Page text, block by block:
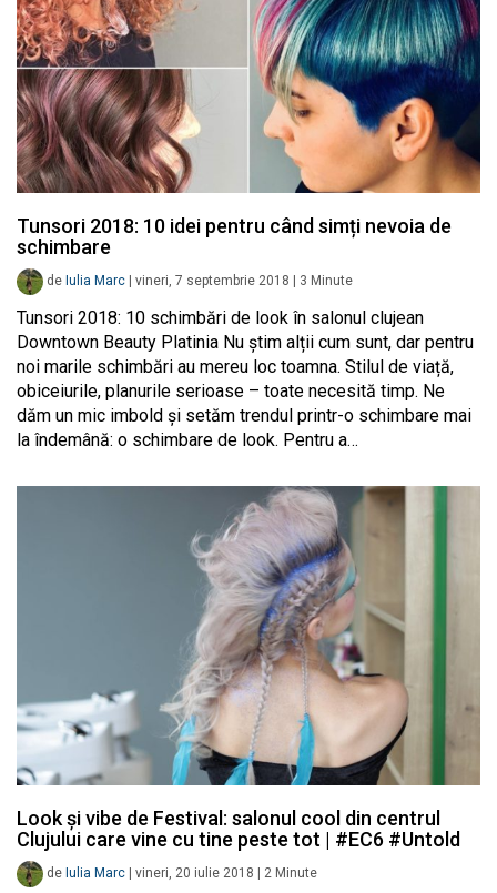
Tunsori 2018: 10 idei pentru când simți nevoia de
schimbare
de Iulia Marc vineri, 7 septembrie 2018 3 Minute
Tunsori 2018: 10 schimbări de look în salonul clujean
Downtown Beauty Platinia Nu știm alții cum sunt, dar pentru
noi marile schimbări au mereu loc toamna. Stilul de viață,
obiceiurile, planurile serioase – toate necesită timp. Ne
dăm un mic imbold și setăm trendul printr-o schimbare mai
la îndemână: o schimbare de look. Pentru a…
Look și vibe de Festival: salonul cool din centrul
Clujului care vine cu tine peste tot | #EC6 #Untold
de Iulia Marc vineri, 20 iulie 2018 2 Minute